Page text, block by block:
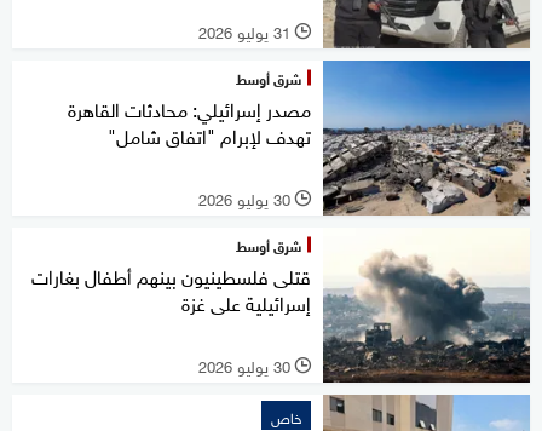
l 31 يوليو 2026
شرق أوسط
مصدر إسرائيلي: محادثات القاهرة
تهدف لإبرام "اتفاق شامل"
l 30 يوليو 2026
شرق أوسط
قتلى فلسطينيون بينهم أطفال بغارات
إسرائيلية على غزة
l 30 يوليو 2026
خاص